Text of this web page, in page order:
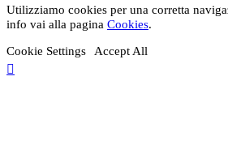
Utilizziamo cookies per una corretta
info vai alla pagina Cookies.
Cookie Settings Accept All